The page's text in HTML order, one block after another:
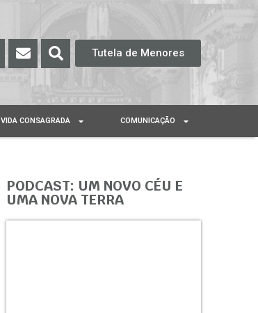
Tutela de Menores
VIDA CONSAGRADA COMUNICAÇÃO
PODCAST: UM NOVO CÉU E
UMA NOVA TERRA